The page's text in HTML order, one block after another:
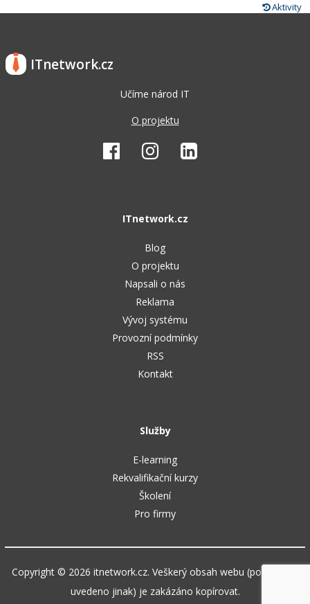
Aktivity
ITnetwork.cz
Učíme národ IT
O projektu
ITnetwork.cz
Blog
O projektu
Napsali o nás
Reklama
Vývoj systému
Provozní podmínky
RSS
Kontakt
Služby
E-learning
Rekvalifikační kurzy
Školení
Pro firmy
Copyright © 2026 itnetwork.cz. Veškerý obsah webu (pokud není
uvedeno jinak) je zakázáno kopírovat.